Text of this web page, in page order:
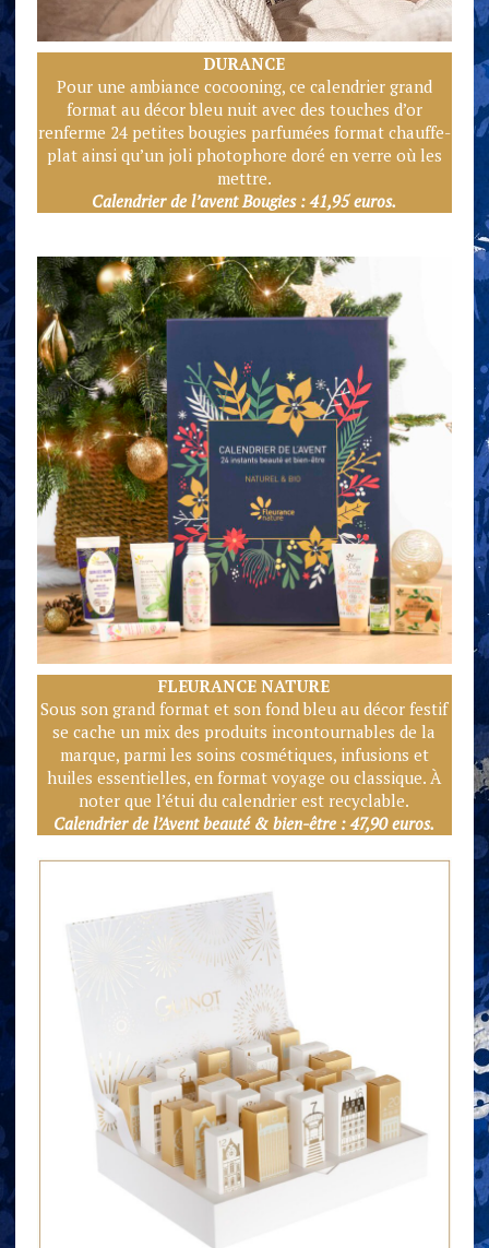
DURANCE
Pour une ambiance cocooning, ce calendrier grand
format au décor bleu nuit avec des touches d’or
renferme 24 petites bougies parfumées format chauffe-
plat ainsi qu’un joli photophore doré en verre où les
mettre.
Calendrier de l’avent Bougies : 41,95 euros.
FLEURANCE NATURE
Sous son grand format et son fond bleu au décor festif
se cache un mix des produits incontournables de la
marque, parmi les soins cosmétiques, infusions et
huiles essentielles, en format voyage ou classique. À
noter que l’étui du calendrier est recyclable.
Calendrier de l’Avent beauté & bien-être : 47,90 euros.